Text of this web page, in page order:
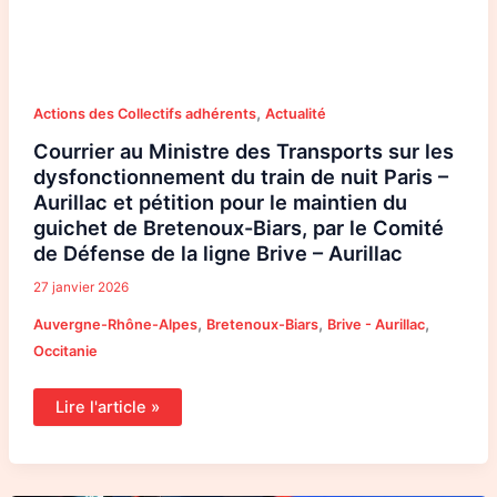
Actions des Collectifs adhérents, Actualité
Courrier au Ministre des Transports sur les
dysfonctionnement du train de nuit Paris –
Aurillac et pétition pour le maintien du
guichet de Bretenoux-Biars, par le Comité
de Défense de la ligne Brive – Aurillac
27 janvier 2026
Auvergne-Rhône-Alpes, Bretenoux-Biars, Brive - Aurillac,
Occitanie
Lire l'article »